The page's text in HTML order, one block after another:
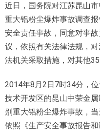
近日，国务院对江苏昆山
重大铝粉尘爆炸事故调查
安全责任事故，同意对事
议，依照有关法律法规，
法机关采取措施，对其他
2014年8月2日7时34分，
技术开发区的昆山中荣金
别重大铝粉尘爆炸事故，
依照《生产安全事故报告